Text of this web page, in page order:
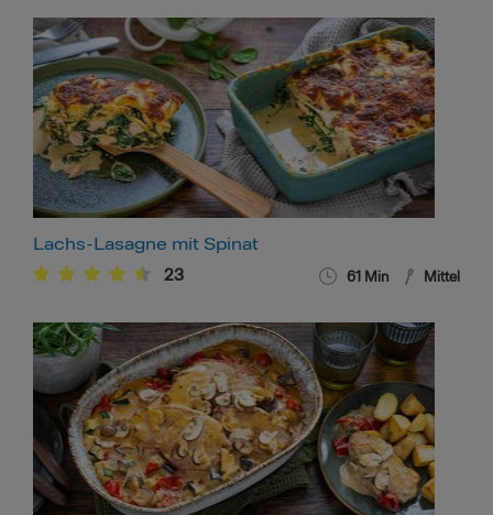
Lachs-Lasagne mit Spinat
23 61 Min Mittel